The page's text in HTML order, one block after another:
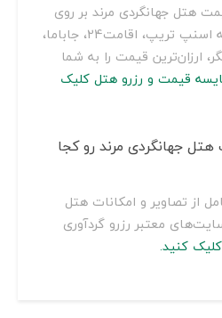
هتل جهانگردی مرند بر روی
سایت‌های مختلف از جمله اسنپ تریپ، اقامت24، جاباما،
ارزان‌ترین قیمت را به شما
قیمت و رزرو هتل کلیک
جهانگردی مرند رو کجا
از تصاویر و امکانات هتل
معتبر رزرو گردآوری
کنید.